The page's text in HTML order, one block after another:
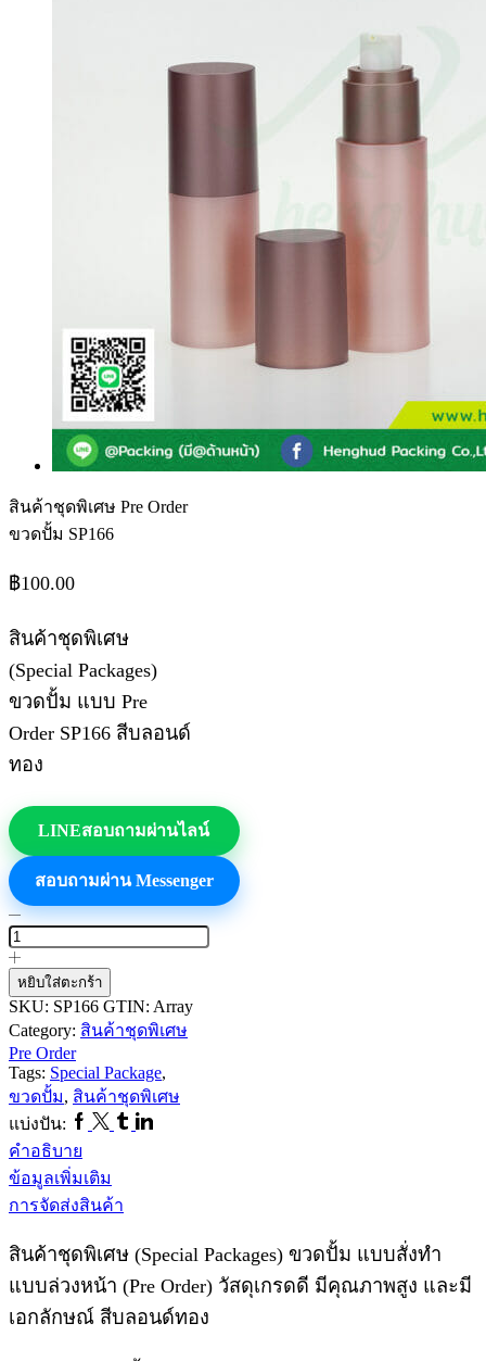
สินค้าชุดพิเศษ Pre Order
ขวดปั้ม SP166
฿100.00
สินค้าชุดพิเศษ
(Special Packages)
ขวดปั้ม แบบ Pre
Order SP166 สีบลอนด์
ทอง
LINEสอบถามผ่านไลน์
สอบถามผ่าน Messenger
จำนวน
สินค้า
ชุด
พิเศษ
Pre
Order
ขวด
ปั้ม
SP166
ชิ้น
หยิบใส่ตะกร้า
SKU: SP166 GTIN: Array
Category: สินค้าชุดพิเศษ
Pre Order
Tags: Special Package,
ขวดปั้ม, สินค้าชุดพิเศษ
แบ่งปัน: Facebook
Twitter
TumblrLinkedin
คำอธิบาย
ข้อมูลเพิ่มเติม
การจัดส่งสินค้า
สินค้าชุดพิเศษ (Special Packages) ขวดปั้ม แบบสั่งทำ
แบบล่วงหน้า (Pre Order) วัสดุเกรดดี มีคุณภาพสูง และมี
เอกลักษณ์ สีบลอนด์ทอง